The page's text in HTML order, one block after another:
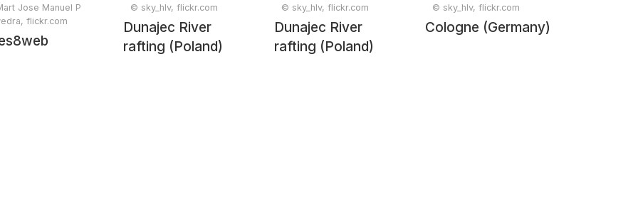
Jose Manuel P
flickr.com
© sky_hlv, flickr.com
Dunajec River
rafting (Poland)
© sky_hlv, flickr.com
Dunajec River
rafting (Poland)
© sky_hlv, flickr.com
Cologne (Germany)